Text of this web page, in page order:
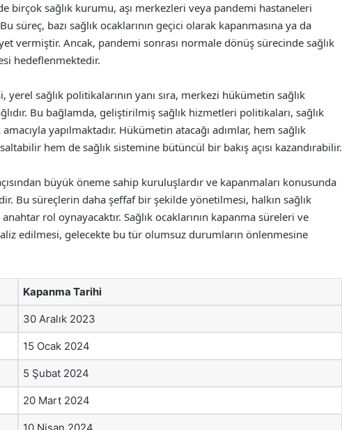
birçok sağlık kurumu, aşı merkezleri veya pandemi hastaneleri
süreç, bazı sağlık ocaklarının geçici olarak kapanmasına ya da
vermiştir. Ancak, pandemi sonrası normale dönüş sürecinde sağlık
hedeflenmektedir.
yerel sağlık politikalarının yanı sıra, merkezi hükümetin sağlık
Bu bağlamda, geliştirilmiş sağlık hizmetleri politikaları, sağlık
yapılmaktadır. Hükümetin atacağı adımlar, hem sağlık
hem de sağlık sistemine bütüncül bir bakış açısı kazandırabilir.
büyük öneme sahip kuruluşlardır ve kapanmaları konusunda
Bu süreçlerin daha şeffaf bir şekilde yönetilmesi, halkın sağlık
rol oynayacaktır. Sağlık ocaklarının kapanma süreleri ve
edilmesi, gelecekte bu tür olumsuz durumların önlenmesine
Kapanma Tarihi
30 Aralık 2023
15 Ocak 2024
5 Şubat 2024
20 Mart 2024